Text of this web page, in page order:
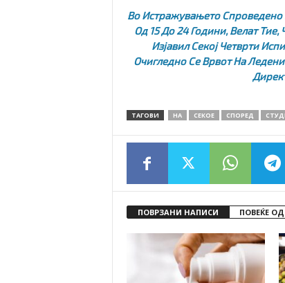
Во Истражувањето Спроведено
Од 15 До 24 Години, Велат Тие,
Изјавил Секој Четврти
Очигледно Се Врвот На
ТАГОВИ НА СЕКОЕ СПОРЕД
ПОВРЗАНИ НАПИСИ ПОВЕЌЕ